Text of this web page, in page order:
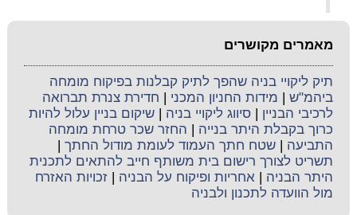
מאמרים מקושרים
תיק ליקויי בניה שהפך לתיק קבלנות בפיקוח מומחה
ביהמ"ש
מידות החניון המכני
חדירת צנרת תברואה
לרכיבי הבניין |סיווג ליקויי בניה |שיקום בניין עלול להיות
כרוך בקבלת היתר בנייה
החזר שכר טרחת מומחה
התביעה |שטח חתך העמוד לעומת מודול החתך
תשריט לצורך רישום בית משותף חייב להתאים לתכנית
היתר הבניה |אחריות ופיקוח על הבניה |זכויות האזרח
מול הוועדה לתכנון ולבניה